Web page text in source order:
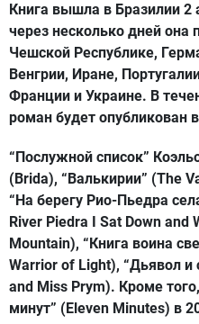
Книга вышла в Бразилии 2
через несколько дней она
Чешской Республике,
Венгрии, Иране,
Франции и Украине. В
роман будет опубликован
“Послужной список”
(Brida), “Валькирии” (The
“На берегу Рио-Пьедра
River Piedra I Sat Down and
Mountain), “Книга воина
Warrior of Light), “Дьявол и
and Miss Prym). Кроме
минут” (Eleven Minutes) в